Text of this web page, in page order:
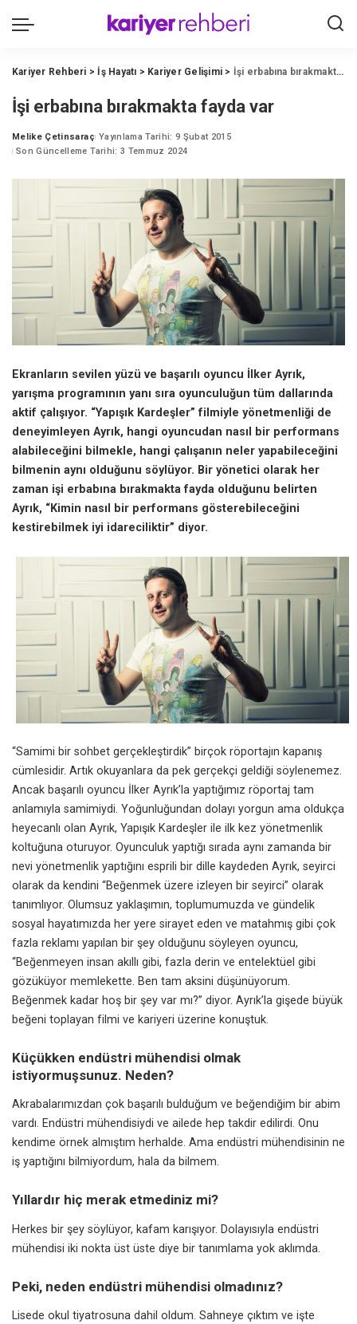
Kariyer Rehberi > İş Hayatı > Kariyer Gelişimi > İşi erbabına bırakmakta fayda var
İşi erbabına bırakmakta fayda var
Posted
by
Melike Çetinsaraç Yayınlama Tarihi: 9 Şubat 2015
Son Güncelleme Tarihi: 3 Temmuz 2024
Ekranların sevilen yüzü ve başarılı oyuncu İlker Ayrık,
yarışma programının yanı sıra oyunculuğun tüm dallarında
aktif çalışıyor. “Yapışık Kardeşler” filmiyle yönetmenliği de
deneyimleyen Ayrık, hangi oyuncudan nasıl bir performans
alabileceğini bilmekle, hangi çalışanın neler yapabileceğini
bilmenin aynı olduğunu söylüyor. Bir yönetici olarak her
zaman işi erbabına bırakmakta fayda olduğunu belirten
Ayrık, “Kimin nasıl bir performans gösterebileceğini
kestirebilmek iyi idareciliktir” diyor.
“Samimi bir sohbet gerçekleştirdik” birçok röportajın kapanış
cümlesidir. Artık okuyanlara da pek gerçekçi geldiği söylenemez.
Ancak başarılı oyuncu İlker Ayrık’la yaptığımız röportaj tam
anlamıyla samimiydi. Yoğunluğundan dolayı yorgun ama oldukça
heyecanlı olan Ayrık, Yapışık Kardeşler ile ilk kez yönetmenlik
koltuğuna oturuyor. Oyunculuk yaptığı sırada aynı zamanda bir
nevi yönetmenlik yaptığını esprili bir dille kaydeden Ayrık, seyirci
olarak da kendini “Beğenmek üzere izleyen bir seyirci” olarak
tanımlıyor. Olumsuz yaklaşımın, toplumumuzda ve gündelik
sosyal hayatımızda her yere sirayet eden ve matahmış gibi çok
fazla reklamı yapılan bir şey olduğunu söyleyen oyuncu,
“Beğenmeyen insan akıllı gibi, fazla derin ve entelektüel gibi
gözüküyor memlekette. Ben tam aksini düşünüyorum.
Beğenmek kadar hoş bir şey var mı?” diyor. Ayrık’la gişede büyük
beğeni toplayan filmi ve kariyeri üzerine konuştuk.
Küçükken endüstri mühendisi olmak
istiyormuşsunuz. Neden?
Akrabalarımızdan çok başarılı bulduğum ve beğendiğim bir abim
vardı. Endüstri mühendisiydi ve ailede hep takdir edilirdi. Onu
kendime örnek almıştım herhalde. Ama endüstri mühendisinin ne
iş yaptığını bilmiyordum, hala da bilmem.
Yıllardır hiç merak etmediniz mi?
Herkes bir şey söylüyor, kafam karışıyor. Dolayısıyla endüstri
mühendisi iki nokta üst üste diye bir tanımlama yok aklımda.
Peki, neden endüstri mühendisi olmadınız?
Lisede okul tiyatrosuna dahil oldum. Sahneye çıktım ve işte